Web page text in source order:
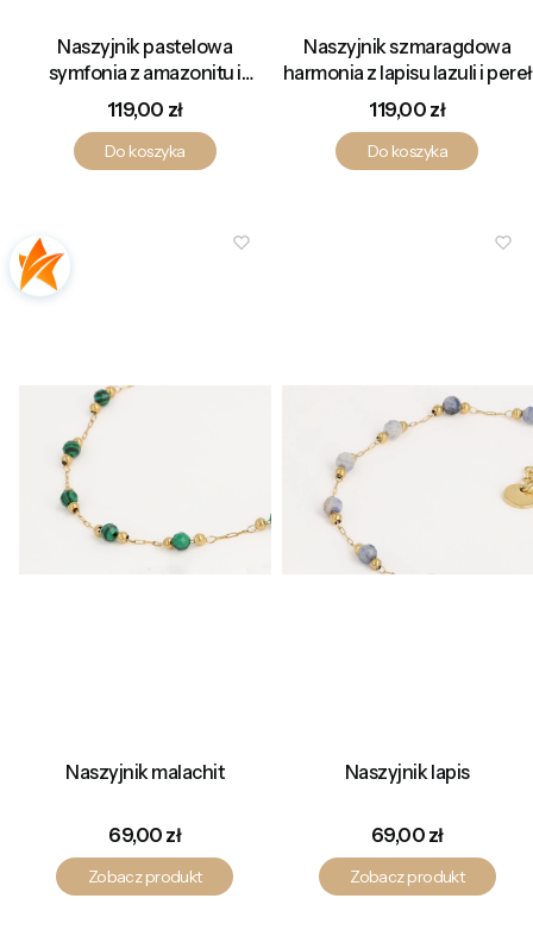
Naszyjnik pastelowa
symfonia z amazonitu i
ametystu
Cena
119,00 zł
Do koszyka
Naszyjnik szmaragdowa
harmonia z lapisu lazuli i pereł
Cena
119,00 zł
Do koszyka
Naszyjnik malachit
Cena
69,00 zł
Zobacz produkt
Naszyjnik lapis
Cena
69,00 zł
Zobacz produkt